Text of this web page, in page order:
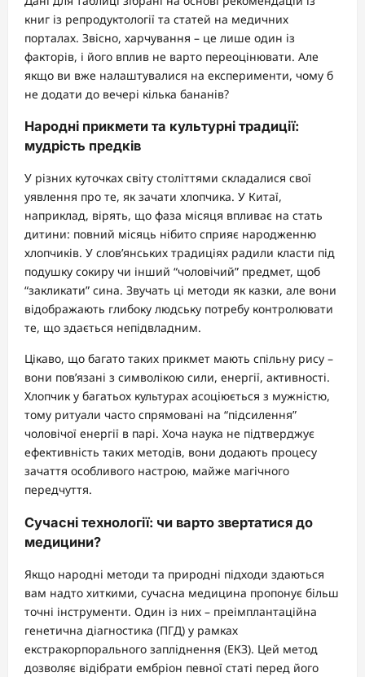
книг із репродуктології та статей на медичних
порталах. Звісно, харчування – це лише один із
факторів, і його вплив не варто переоцінювати. Але
якщо ви вже налаштувалися на експерименти, чому б
не додати до вечері кілька бананів?
Народні прикмети та культурні традиції:
мудрість предків
У різних куточках світу століттями складалися свої
уявлення про те, як зачати хлопчика. У Китаї,
наприклад, вірять, що фаза місяця впливає на стать
дитини: повний місяць нібито сприяє народженню
хлопчиків. У слов’янських традиціях радили класти під
подушку сокиру чи інший “чоловічий” предмет, щоб
“закликати” сина. Звучать ці методи як казки, але вони
відображають глибоку людську потребу контролювати
те, що здається непідвладним.
Цікаво, що багато таких прикмет мають спільну рису –
вони пов’язані з символікою сили, енергії, активності.
Хлопчик у багатьох культурах асоціюється з мужністю,
тому ритуали часто спрямовані на “підсилення”
чоловічої енергії в парі. Хоча наука не підтверджує
ефективність таких методів, вони додають процесу
зачаття особливого настрою, майже магічного
передчуття.
Сучасні технології: чи варто звертатися до
медицини?
Якщо народні методи та природні підходи здаються
вам надто хиткими, сучасна медицина пропонує більш
точні інструменти. Один із них – преімплантаційна
генетична діагностика (ПГД) у рамках
екстракорпорального запліднення (ЕКЗ). Цей метод
дозволяє відібрати ембріон певної статі перед його